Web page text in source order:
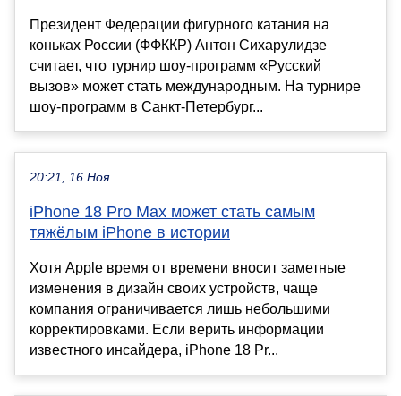
Президент Федерации фигурного катания на
коньках России (ФФККР) Антон Сихарулидзе
считает, что турнир шоу-программ «Русский
вызов» может стать международным. На турнире
шоу-программ в Санкт-Петербург...
20:21, 16 Ноя
iPhone 18 Pro Max может стать самым
тяжёлым iPhone в истории
Хотя Apple время от времени вносит заметные
изменения в дизайн своих устройств, чаще
компания ограничивается лишь небольшими
корректировками. Если верить информации
известного инсайдера, iPhone 18 Pr...